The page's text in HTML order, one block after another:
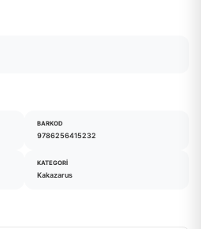
BARKOD
9786256415232
KATEGORI
Kakazarus